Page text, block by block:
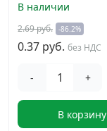
В наличии
2.69 руб. -86.2%
0.37 руб. без НДС
- +
В корзину